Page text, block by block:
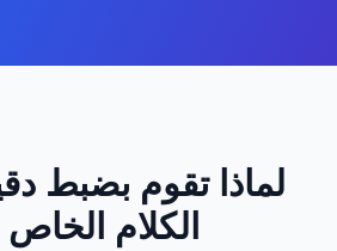
لماذا تقوم بضبط
الكلام